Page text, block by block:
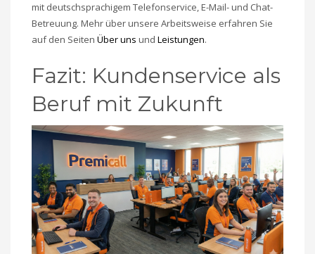
mit deutschsprachigem Telefonservice, E-Mail- und Chat-
Betreuung. Mehr über unsere Arbeitsweise erfahren Sie
auf den Seiten Über uns und Leistungen.
Fazit: Kundenservice als
Beruf mit Zukunft